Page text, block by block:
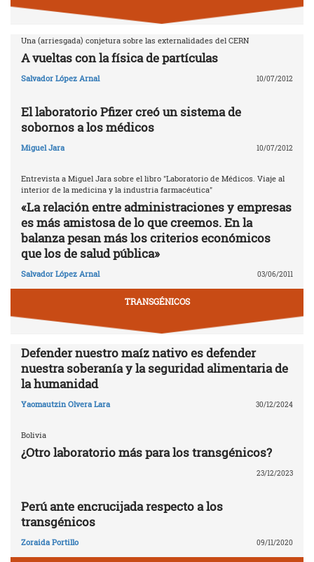
Una (arriesgada) conjetura sobre las externalidades del CERN
A vueltas con la física de partículas
Salvador López Arnal 10/07/2012
El laboratorio Pfizer creó un sistema de
sobornos a los médicos
Miguel Jara 10/07/2012
Entrevista a Miguel Jara sobre el libro "Laboratorio de Médicos. Viaje al
interior de la medicina y la industria farmacéutica"
«La relación entre administraciones y empresas
es más amistosa de lo que creemos. En la
balanza pesan más los criterios económicos
que los de salud pública»
Salvador López Arnal 03/06/2011
TRANSGÉNICOS
Defender nuestro maíz nativo es defender
nuestra soberanía y la seguridad alimentaria de
la humanidad
Yaomautzin Olvera Lara 30/12/2024
Bolivia
¿Otro laboratorio más para los transgénicos?
23/12/2023
Perú ante encrucijada respecto a los
transgénicos
Zoraida Portillo 09/11/2020